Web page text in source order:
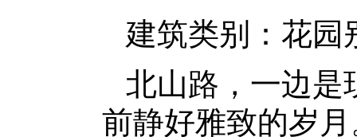
建筑类别：花园
北山路，一边是
前静好雅致的岁